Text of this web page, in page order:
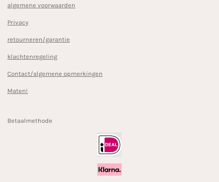
algemene voorwaarden
Privacy
retourneren/garantie
klachtenregeling
Contact/algemene opmerkingen
Maten!
Betaalmethode